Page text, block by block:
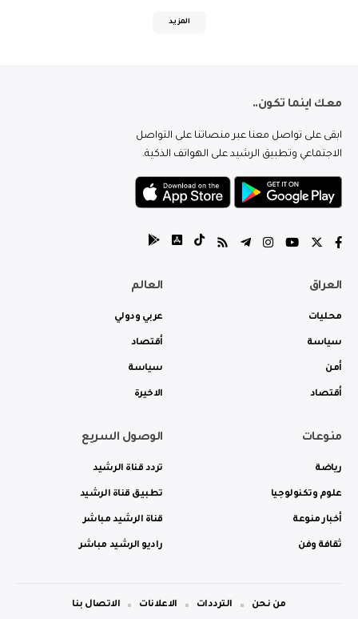
المزيد
معك اينما تكون..
ابقى على تواصل معنا عبر منصاتنا على التواصل
الاجتماعي وتطبيق الرشيد على الهواتف الذكية.
العراق
محليات
سياسة
أمن
أقتصاد
العالم
عربي ودولي
أقتصاد
سياسة
الاخيرة
منوعات
رياضة
علوم وتكنولوجيا
أخبار منوعة
ثقافة وفن
الوصول السريع
تردد قناة الرشيد
تطبيق قناة الرشيد
قناة الرشيد مباشر
راديو الرشيد مباشر
من نحن الترددات الاعلانات الاتصال بنا